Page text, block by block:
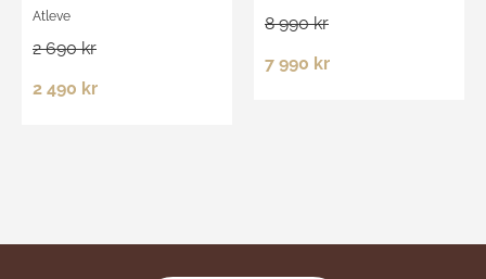
Atleve
2 690 kr
2 490 kr
8 990 kr
7 990 kr